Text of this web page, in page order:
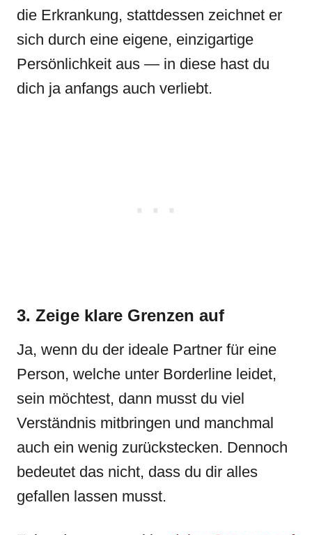
die Erkrankung, stattdessen zeichnet er
sich durch eine eigene, einzigartige
Persönlichkeit aus — in diese hast du
dich ja anfangs auch verliebt.
3. Zeige klare Grenzen auf
Ja, wenn du der ideale Partner für eine
Person, welche unter Borderline leidet,
sein möchtest, dann musst du viel
Verständnis mitbringen und manchmal
auch ein wenig zurückstecken. Dennoch
bedeutet das nicht, dass du dir alles
gefallen lassen musst.